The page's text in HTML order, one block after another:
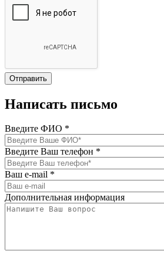
Написать письмо
Введите ФИО *
Введите Ваш телефон *
Ваш e-mail *
Дополнительная информация